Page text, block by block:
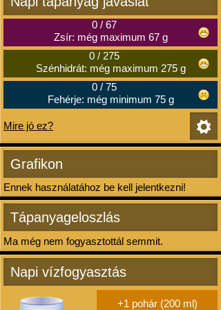
0/ 67
Zsír: még maximum 67 g
0/ 275
Szénhidrát: még maximum 275 g
0/ 75
Fehérje: még minimum 75 g
Mire jó ez?
Grafikon
Ennek használatához be kell jelentkezni!
Tápanyageloszlás
Ma még nem fogyasztottál semmit.
Napi vízfogyasztás